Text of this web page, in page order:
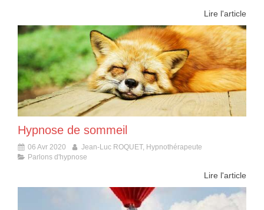
Lire l'article
Hypnose de sommeil
06 Avr 2020
Jean-Luc ROQUET, Hypnothérapeute
Parlons d'hypnose
Lire l'article